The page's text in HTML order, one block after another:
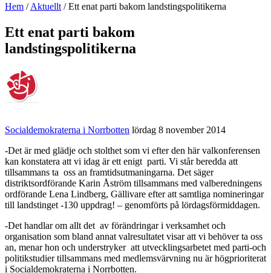
Hem /Aktuellt /Ett enat parti bakom landstingspolitikerna
Ett enat parti bakom
landstingspolitikerna
Socialdemokraterna i Norrbotten lördag 8 november 2014
-Det är med glädje och stolthet som vi efter den här valkonferensen
kan konstatera att vi idag är ett enigt parti. Vi står beredda att
tillsammans ta oss an framtidsutmaningarna. Det säger
distriktsordförande Karin Åström tillsammans med valberedningens
ordförande Lena Lindberg, Gällivare efter att samtliga nomineringar
till landstinget -130 uppdrag! – genomförts på lördagsförmiddagen.
-Det handlar om allt det av förändringar i verksamhet och
organisation som bland annat valresultatet visar att vi behöver ta oss
an, menar hon och understryker att utvecklingsarbetet med parti-och
politikstudier tillsammans med medlemsvärvning nu är högprioriterat
i Socialdemokraterna i Norrbotten.